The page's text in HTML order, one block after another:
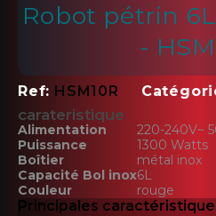
Robot pétrin
-
Ref HSM10R
carateristique
Alimentation
220-240V~
Puissance
1300 Watts
Boîtier
métal inox
Capacité Bol inox6L
Couleur
rouge
Principales